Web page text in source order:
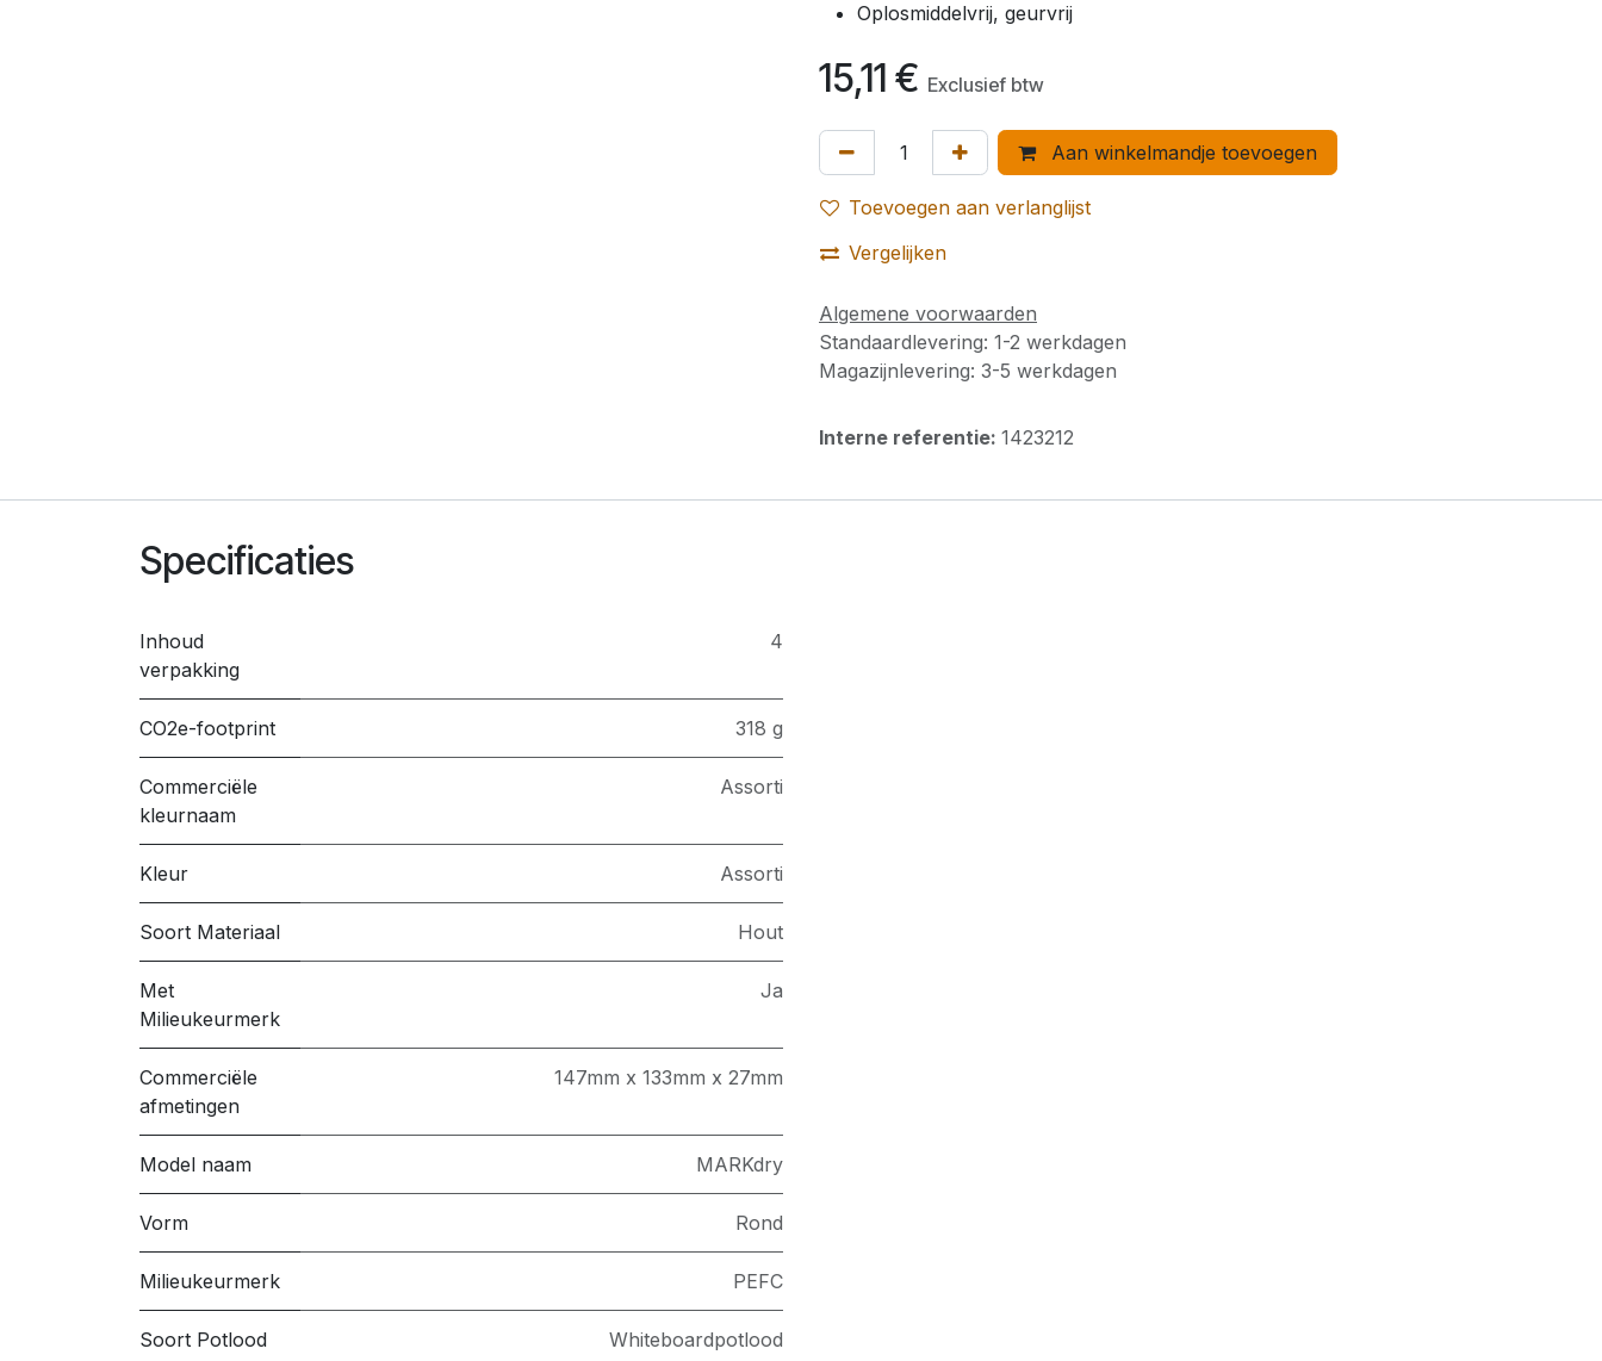
Oplosmiddelvrij, geurvrij
15,11 € Exclusief btw
Aan winkelmandje toevoegen
Toevoegen aan verlanglijst
Vergelijken
Algemene voorwaarden
Standaardlevering: 1-2 werkdagen
Magazijnlevering: 3-5 werkdagen
Interne referentie: 1423212
Specificaties
Inhoud
verpakking
4
CO2e-footprint 318 g
Commerciële
kleurnaam
Assorti
Kleur Assorti
Soort Materiaal Hout
Met
Milieukeurmerk
Ja
Commerciële
afmetingen
147mm x 133mm x 27mm
Model naam MARKdry
Vorm Rond
Milieukeurmerk PEFC
Soort Potlood Whiteboardpotlood